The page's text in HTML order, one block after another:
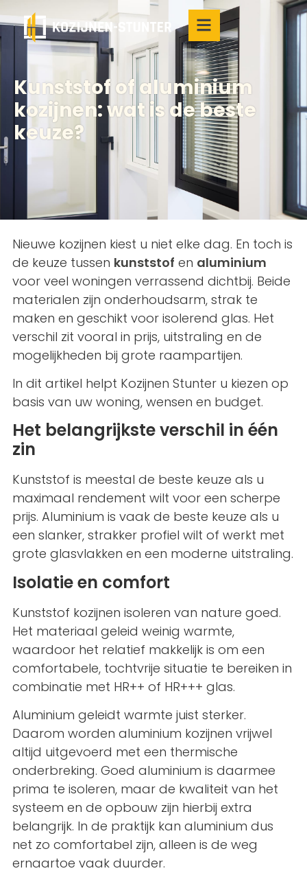
Kunststof of aluminium
kozijnen: wat is de beste
keuze?
Nieuwe kozijnen kiest u niet elke dag. En toch is
de keuze tussen kunststof en aluminium
voor veel woningen verrassend dichtbij. Beide
materialen zijn onderhoudsarm, strak te
maken en geschikt voor isolerend glas. Het
verschil zit vooral in prijs, uitstraling en de
mogelijkheden bij grote raampartijen.
In dit artikel helpt Kozijnen Stunter u kiezen op
basis van uw woning, wensen en budget.
Het belangrijkste verschil in één
zin
Kunststof is meestal de beste keuze als u
maximaal rendement wilt voor een scherpe
prijs. Aluminium is vaak de beste keuze als u
een slanker, strakker profiel wilt of werkt met
grote glasvlakken en een moderne uitstraling.
Isolatie en comfort
Kunststof kozijnen isoleren van nature goed.
Het materiaal geleid weinig warmte,
waardoor het relatief makkelijk is om een
comfortabele, tochtvrije situatie te bereiken in
combinatie met HR++ of HR+++ glas.
Aluminium geleidt warmte juist sterker.
Daarom worden aluminium kozijnen vrijwel
altijd uitgevoerd met een thermische
onderbreking. Goed aluminium is daarmee
prima te isoleren, maar de kwaliteit van het
systeem en de opbouw zijn hierbij extra
belangrijk. In de praktijk kan aluminium dus
net zo comfortabel zijn, alleen is de weg
ernaartoe vaak duurder.